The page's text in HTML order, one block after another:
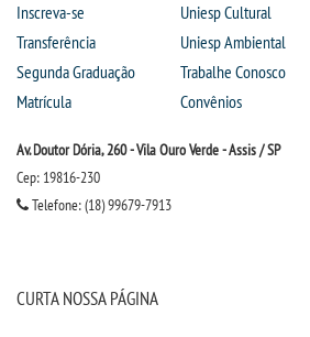
UNIESP
CONTATO
IMPRENSA
OUVIDORIA
Inscreva-se
Transferência
Segunda Graduação
Matrícula
Uniesp Cultural
Uniesp Ambiental
Trabalhe Conosco
Convênios
Av. Doutor Dória, 260 - Vila Ouro Verde - Assis / SP
Cep: 19816-230
Telefone: (18) 99679-7913
CURTA NOSSA PÁGINA